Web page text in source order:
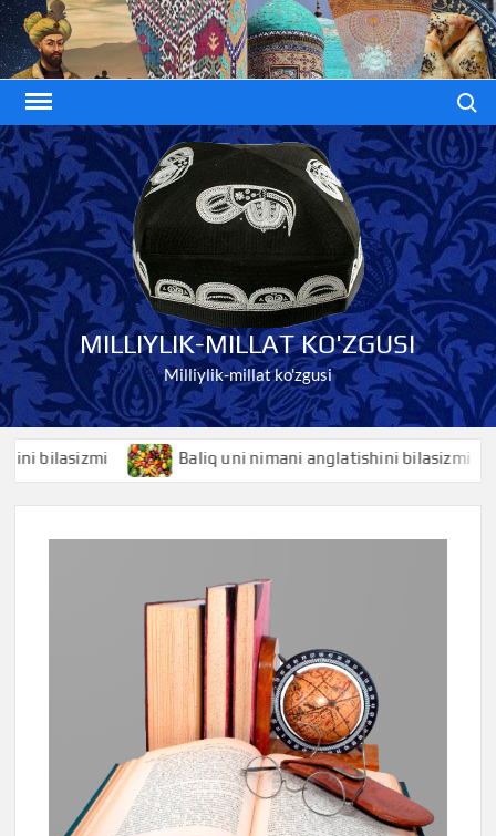
Skip
to
content
MILLIYLIK-MILLAT KO'ZGUSI
Milliylik-millat ko'zgusi
Baliq uni nimani anglatishini bilasizmi